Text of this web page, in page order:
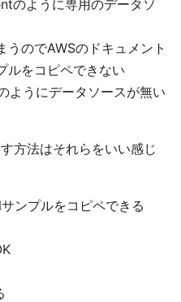
のように専用のデータソ
うのでAWSのドキュメント
ルをコピペできない
うにデータソースが無い
方法はそれらをいい感じ
ンプルをコピペできる